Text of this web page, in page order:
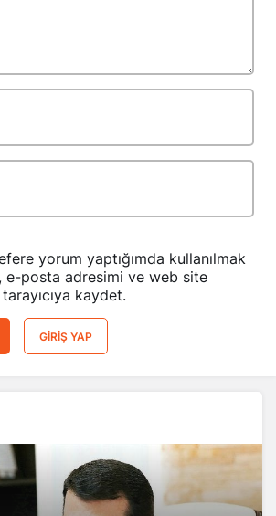
yorum yaptığımda kullanılmak
e-posta adresimi ve web site
kaydet.
GIRIŞ YAP